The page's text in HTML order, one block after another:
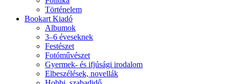
Történelem
Bookart Kiadó
Albumok
3–6 éveseknek
Festészet
Fotóművészet
Gyermek- és ifjúsági irodalom
Elbeszélések, novellák